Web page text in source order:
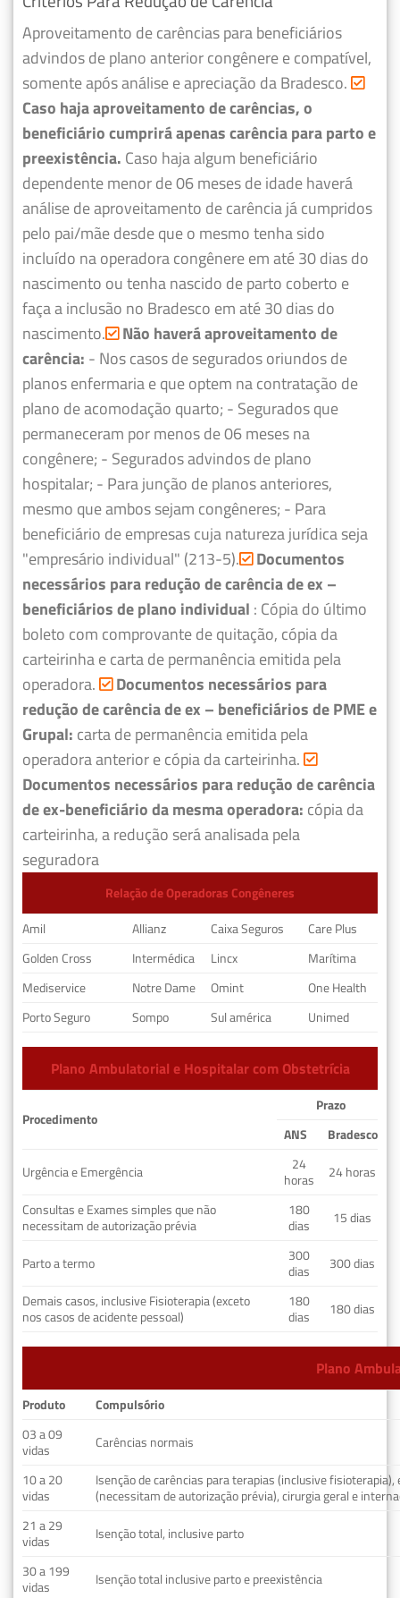
Aproveitamento de carências para beneficiários
advindos de plano anterior congênere e compatível,
somente após análise e apreciação da Bradesco.
Caso haja aproveitamento de carências, o
beneficiário cumprirá apenas carência para parto e
preexistência. Caso haja algum beneficiário
dependente menor de 06 meses de idade haverá
análise de aproveitamento de carência já cumpridos
pelo pai/mãe desde que o mesmo tenha sido
incluído na operadora congênere em até 30 dias do
nascimento ou tenha nascido de parto coberto e
faça a inclusão no Bradesco em até 30 dias do
nascimento. Não haverá aproveitamento de
carência: - Nos casos de segurados oriundos de
planos enfermaria e que optem na contratação de
plano de acomodação quarto; - Segurados que
permaneceram por menos de 06 meses na
congênere; - Segurados advindos de plano
hospitalar; - Para junção de planos anteriores,
mesmo que ambos sejam congêneres; - Para
beneficiário de empresas cuja natureza jurídica seja
"empresário individual" (213-5). Documentos
necessários para redução de carência de ex –
beneficiários de plano individual : Cópia do último
boleto com comprovante de quitação, cópia da
carteirinha e carta de permanência emitida pela
operadora.
Documentos necessários para
redução de carência de ex – beneficiários de PME e
Grupal: carta de permanência emitida pela
operadora anterior e cópia da carteirinha.
Documentos necessários para redução de carência
de ex-beneficiário da mesma operadora: cópia da
carteirinha, a redução será analisada pela
seguradora
Relação de Operadoras Congêneres
Amil
Allianz Caixa Seguros
Care Plus
Golden Cross
Intermédica Lincx
Marítima
Mediservice
Notre Dame Omint
One Health
Porto Seguro
Sompo Sul américa Unimed
Plano Ambulatorial e Hospitalar com Obstetrícia
Procedimento
Prazo
ANS
Bradesco
Urgência e Emergência
24
horas
24 horas
Consultas e Exames simples que não
necessitam de autorização prévia
180
dias
15 dias
Parto a termo
300
dias
300 dias
Demais casos, inclusive Fisioterapia (exceto
nos casos de acidente pessoal)
180
dias
180 dias
Plano
Produto
Compulsório
03 a 09
vidas
Carências normais
10 a 20
vidas
Isenção de carências para terapias (inclusive fisioterapia),
(necessitam de autorização prévia), cirurgia geral e
21 a 29
vidas
Isenção total, inclusive parto
30 a 199
vidas
Isenção total inclusive parto e preexistência